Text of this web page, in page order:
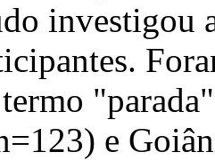
investigou
e